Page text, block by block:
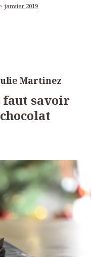
janvier 2019
Martinez
faut savoir